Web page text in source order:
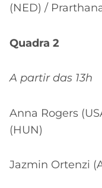
(NED) /
Quadra 2
A partir das 13h
Anna Rogers
(HUN)
Jazmin Ortenzi